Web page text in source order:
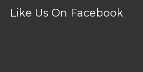
Like Us On Facebook